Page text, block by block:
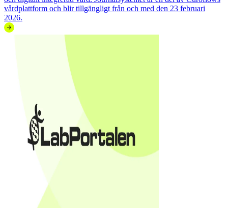
vårdplattform och blir tillgängligt från och med den 23 februari
2026.